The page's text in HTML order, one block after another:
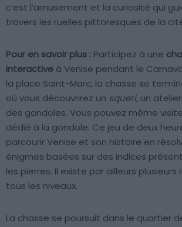
c’est l’amusement et la curiosité qui
travers les ruelles pittoresques de la
Pour en savoir plus : Participez à une
interactive à Venise pendant le
la place Saint-Marc, la chasse se
où vous découvrirez un squeri, un
des gondoles. Vous pouvez même
dédié à la gondole. Ce jeu de deux
parcourir Venise et son histoire en
énigmes basées sur des indices
les pierres. Il existe par ailleurs plusieurs
tous les niveaux.
La chasse se poursuit dans le quartier